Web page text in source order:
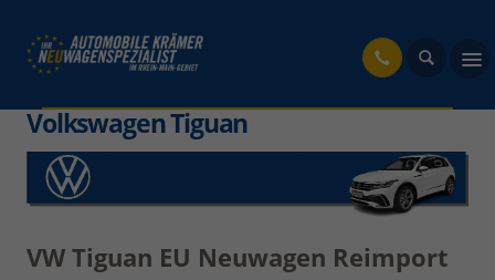
Volkswagen Tiguan
VW Tiguan EU Neuwagen Reimport